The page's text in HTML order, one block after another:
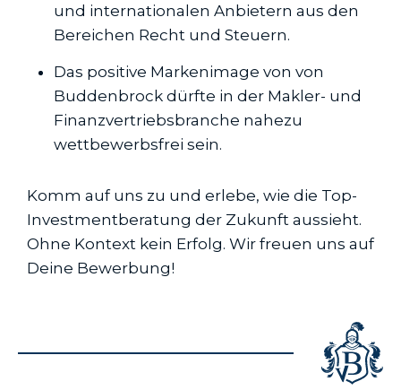
und internationalen Anbietern aus den
Bereichen Recht und Steuern.
Das positive Markenimage von von
Buddenbrock dürfte in der Makler- und
Finanzvertriebsbranche nahezu
wettbewerbsfrei sein.
Komm auf uns zu und erlebe, wie die Top-
Investmentberatung der Zukunft aussieht.
Ohne Kontext kein Erfolg. Wir freuen uns auf
Deine Bewerbung!